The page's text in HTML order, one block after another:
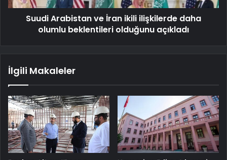
Suudi Arabistan ve İran ikili ilişkilerde daha
olumlu beklentileri olduğunu açıkladı
İlgili Makaleler